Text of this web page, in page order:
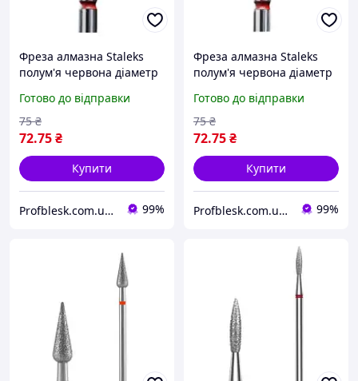
Фреза алмазна Staleks
полум'я червона діаметр
original
Готово до відправки
72.75₴
75 ₴
Купити
Profblesk.com.ua Інтернет-магазин професійної косметики. "Безкоштовна доставка від 1199 грн" 99%
Фреза алмазна Staleks
полум'я червона діаметр
prof
Готово до відправки
72.75₴
75 ₴
Купити
Profblesk.com.ua Інтернет-магазин професійної косметики. "Безкоштовна доставка від 1199 грн" 99%